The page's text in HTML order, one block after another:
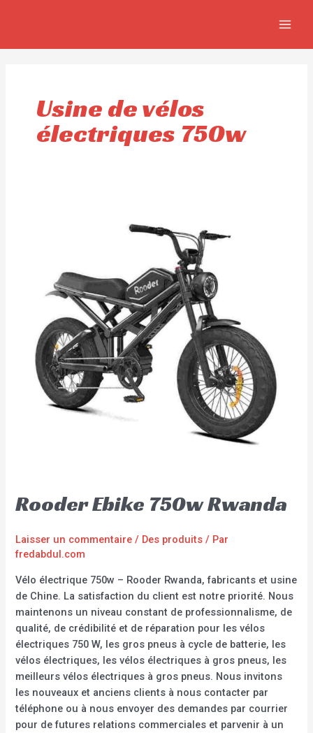
Usine de vélos
électriques 750w
Rooder Ebike 750w Rwanda
Laisser un commentaire / Des produits / Par
fredabdul.com
Vélo électrique 750w – Rooder Rwanda, fabricants et usine
de Chine. La satisfaction du client est notre priorité. Nous
maintenons un niveau constant de professionnalisme, de
qualité, de crédibilité et de réparation pour les vélos
électriques 750 W, les gros pneus à cycle de batterie, les
vélos électriques, les vélos électriques à gros pneus, les
meilleurs vélos électriques à gros pneus. Nous invitons
les nouveaux et anciens clients à nous contacter par
téléphone ou à nous envoyer des demandes par courrier
pour de futures relations commerciales et parvenir à un